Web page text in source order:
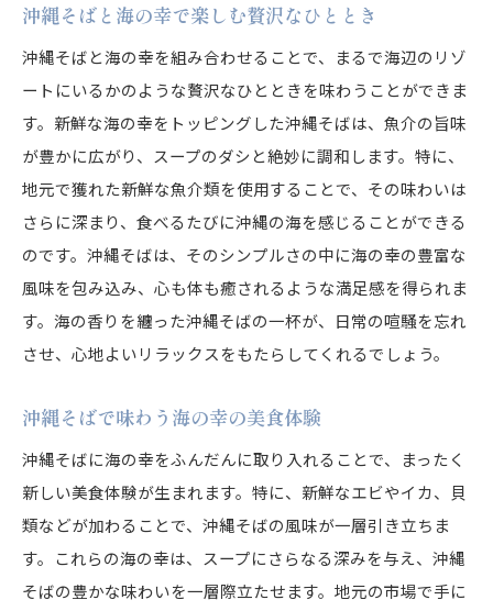
沖縄そばと海の幸で楽しむ贅沢なひととき
沖縄そばと海の幸を組み合わせることで、まるで海辺のリゾ
ートにいるかのような贅沢なひとときを味わうことができま
す。新鮮な海の幸をトッピングした沖縄そばは、魚介の旨味
が豊かに広がり、スープのダシと絶妙に調和します。特に、
地元で獲れた新鮮な魚介類を使用することで、その味わいは
さらに深まり、食べるたびに沖縄の海を感じることができる
のです。沖縄そばは、そのシンプルさの中に海の幸の豊富な
風味を包み込み、心も体も癒されるような満足感を得られま
す。海の香りを纏った沖縄そばの一杯が、日常の喧騒を忘れ
させ、心地よいリラックスをもたらしてくれるでしょう。
沖縄そばで味わう海の幸の美食体験
沖縄そばに海の幸をふんだんに取り入れることで、まったく
新しい美食体験が生まれます。特に、新鮮なエビやイカ、貝
類などが加わることで、沖縄そばの風味が一層引き立ちま
す。これらの海の幸は、スープにさらなる深みを与え、沖縄
そばの豊かな味わいを一層際立たせます。地元の市場で手に